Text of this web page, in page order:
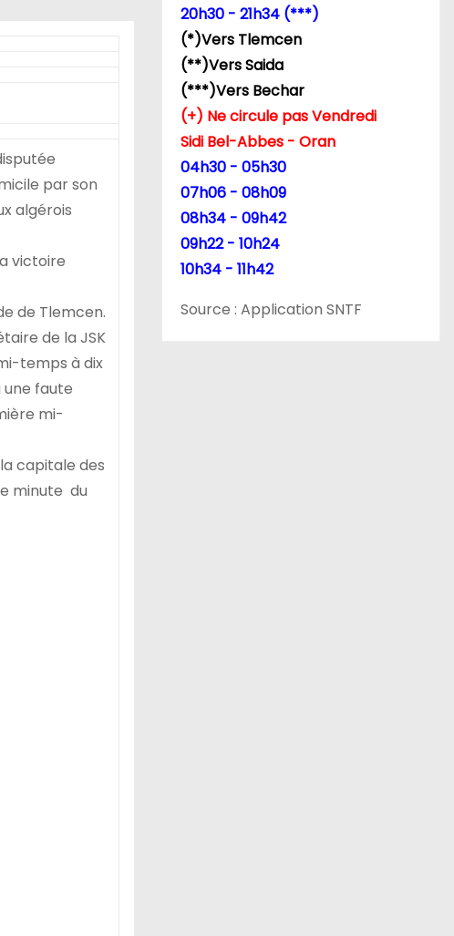
par son
algérois
victoire
de Tlemcen.
de la JSK
temps à dix
une faute
mi-
capitale des
minute du
20h30 - 21h34 (***)
(*)Vers Tlemcen
(**)Vers Saida
(***)Vers Bechar
(+) Ne circule pas Vendredi
Sidi Bel-Abbes - Oran
04h30 - 05h30
07h06 - 08h09
08h34 - 09h42
09h22 - 10h24
10h34 - 11h42
Source : Application SNTF